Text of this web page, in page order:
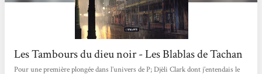
Les Tambours du dieu noir - Les Blablas de Tachan
Pour une première plongée dans l’univers de P; Djèli Clark dont j’entendais le